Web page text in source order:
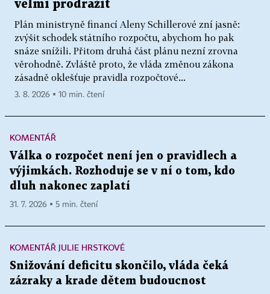
velmi prodražit
Plán ministryně financí Aleny Schillerové zní jasně:
zvýšit schodek státního rozpočtu, abychom ho pak
snáze snížili. Přitom druhá část plánu nezní zrovna
věrohodně. Zvláště proto, že vláda změnou zákona
zásadně oklešťuje pravidla rozpočtové...
3. 8. 2026 ▪ 10 min. čtení
KOMENTÁŘ
Válka o rozpočet není jen o pravidlech a
výjimkách. Rozhoduje se v ní o tom, kdo
dluh nakonec zaplatí
31. 7. 2026 ▪ 5 min. čtení
KOMENTÁŘ JULIE HRSTKOVÉ
Snižování deficitu skončilo, vláda čeká
zázraky a krade dětem budoucnost